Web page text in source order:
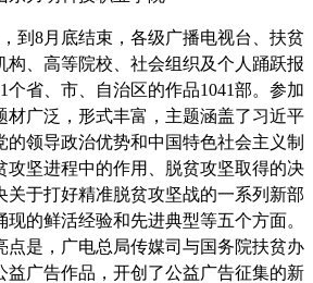
到8月底结束，各级广播电视台、扶贫
构、高等院校、社会组织及个人踊跃报
个省、市、自治区的作品1041部。参加
材广泛，形式丰富，主题涵盖了习近平
的领导政治优势和中国特色社会主义制
攻坚进程中的作用、脱贫攻坚取得的决
关于打好精准脱贫攻坚战的一系列新部
的鲜活经验和先进典型等五个方面。
点是，广电总局传媒司与国务院扶贫办
益广告作品，开创了公益广告征集的新